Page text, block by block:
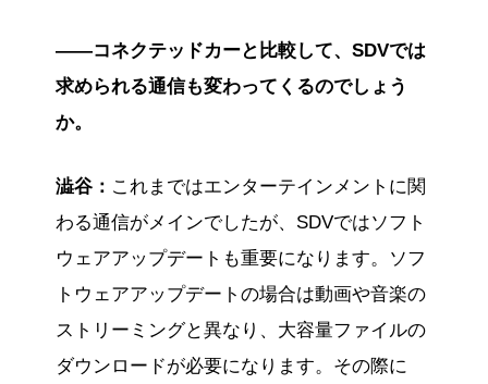
――コネクテッドカーと比較して、SDVでは
求められる通信も変わってくるのでしょう
か。
澁谷： これまではエンターテインメントに関
わる通信がメインでしたが、SDVではソフト
ウェアアップデートも重要になります。ソフ
トウェアアップデートの場合は動画や音楽の
ストリーミングと異なり、大容量ファイルの
ダウンロードが必要になります。その際に